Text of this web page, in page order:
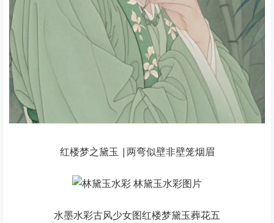
红楼梦之黛玉 |两弯似壁非壁笼烟眉
水墨水彩古风少女图红楼梦黛玉葬花五